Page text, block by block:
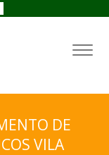
DE
VILA